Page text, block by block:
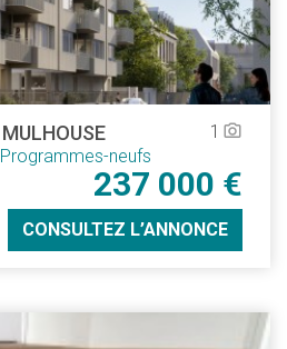
MULHOUSE
Programmes-neufs
1 camera_alt
237 000 €
CONSULTEZ L’ANNONCE